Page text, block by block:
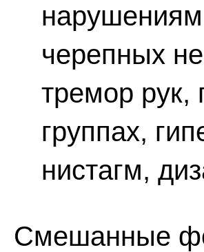
черепных
тремор
группах,
нистагм,
Смешанные